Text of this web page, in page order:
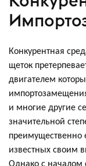
Конкурентная
щеток
двигателем
и многие другие
значительной
преимущественно
известных своим
Однако с началом